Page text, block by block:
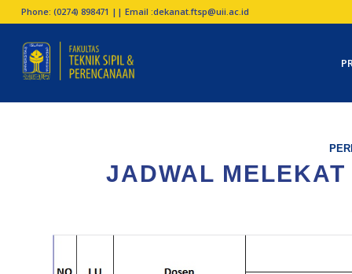
Phone: (0274) 898471 || Email :dekanat.ftsp@uii.ac.id
JADWAL